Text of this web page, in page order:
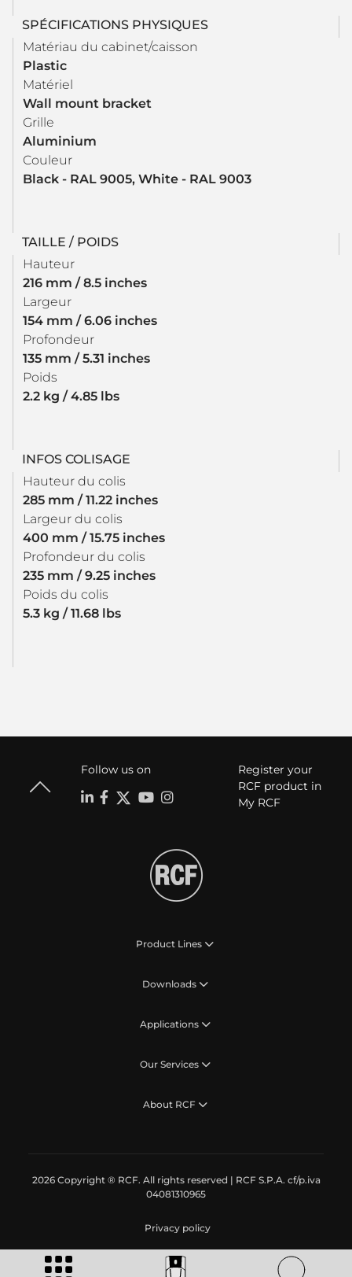
SPÉCIFICATIONS PHYSIQUES
Matériau du cabinet/caisson
Plastic
Matériel
Wall mount bracket
Grille
Aluminium
Couleur
Black - RAL 9005, White - RAL 9003
TAILLE / POIDS
Hauteur
216 mm / 8.5 inches
Largeur
154 mm / 6.06 inches
Profondeur
135 mm / 5.31 inches
Poids
2.2 kg / 4.85 lbs
INFOS COLISAGE
Hauteur du colis
285 mm / 11.22 inches
Largeur du colis
400 mm / 15.75 inches
Profondeur du colis
235 mm / 9.25 inches
Poids du colis
5.3 kg / 11.68 lbs
Follow us on
Register your
RCF product in
My RCF
Product Lines
Downloads
Applications
Our Services
About RCF
2026 Copyright ® RCF. All rights reserved | RCF S.P.A. cf/p.iva
04081310965
Privacy policy